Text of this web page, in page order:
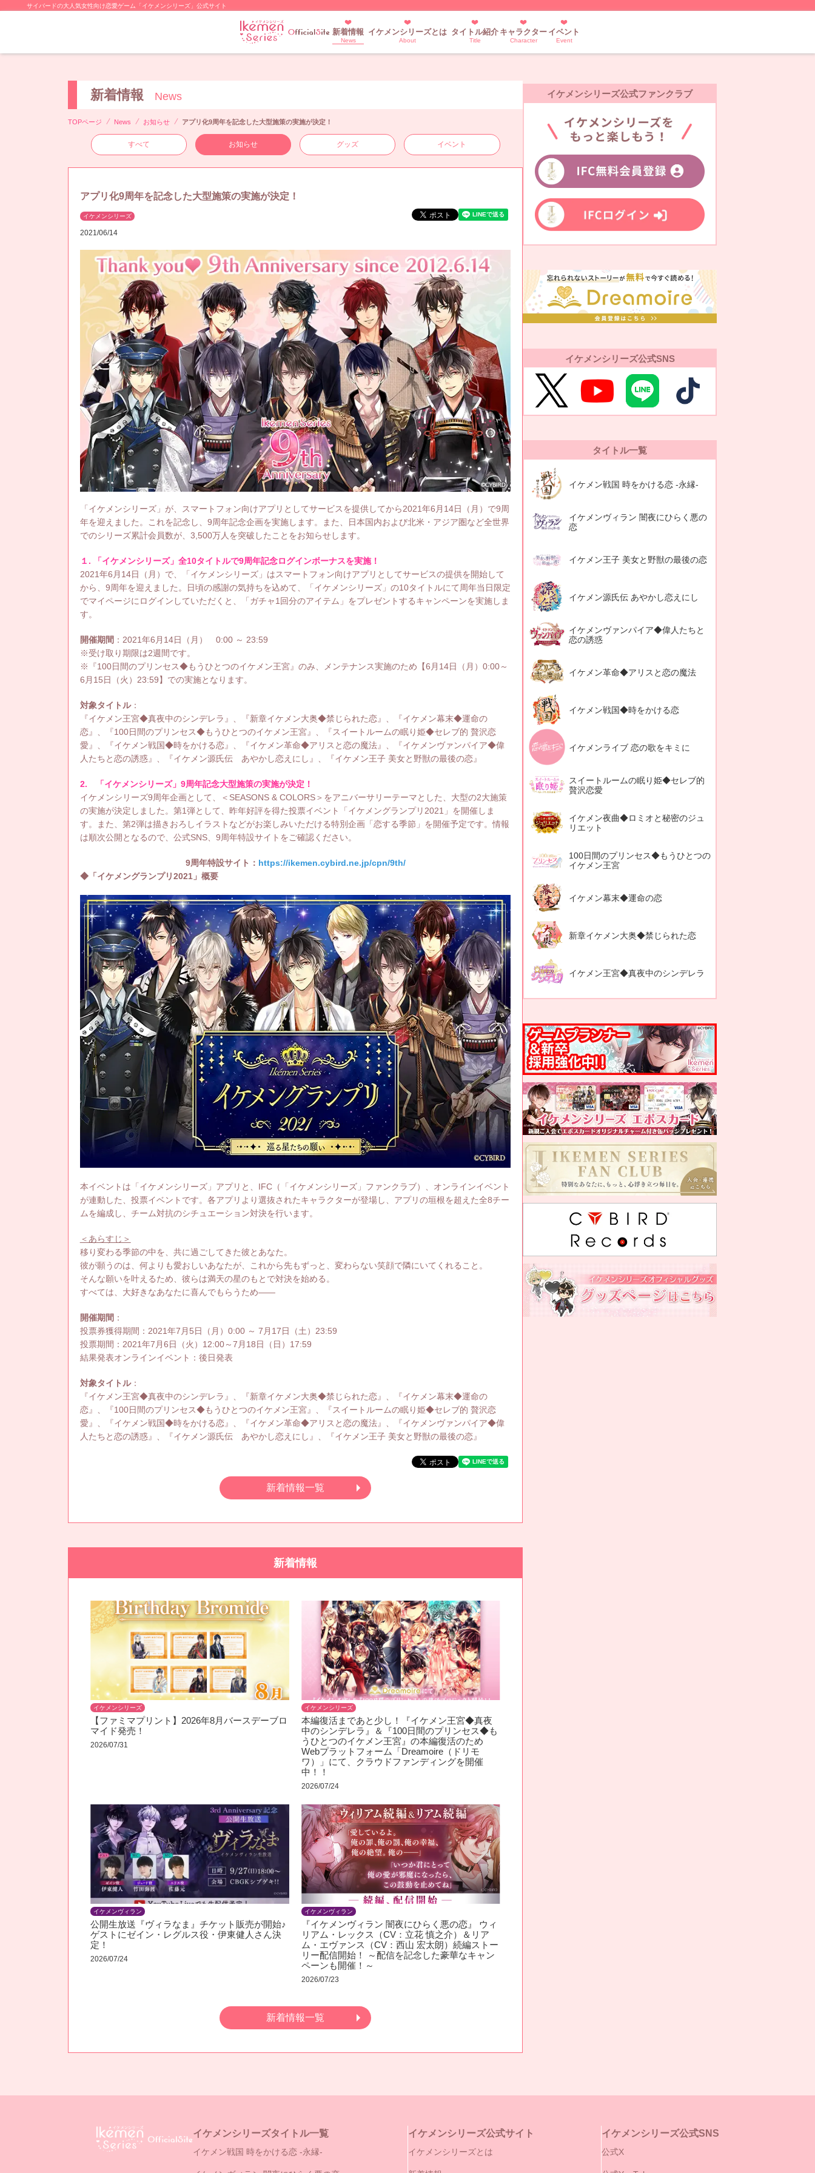
サイバードの大人気女性向け恋愛ゲーム「イケメンシリーズ」公式サイト
新着情報
News
イケメンシリーズとは
About
タイトル紹介
Title
キャラクター
Character
イベント
Event
新着情報 News
TOPページ News お知らせ アプリ化9周年を記念した大型施策の実施が決定！
すべて お知らせ グッズ イベント
アプリ化9周年を記念した大型施策の実施が決定！
イケメンシリーズ
2021/06/14
「イケメンシリーズ」が、スマートフォン向けアプリとしてサービスを提供してから2021年6月14日（月）で9周
年を迎えました。これを記念し、9周年記念企画を実施します。また、日本国内および北米・アジア圏など全世界
でのシリーズ累計会員数が、3,500万人を突破したことをお知らせします。
１. 「イケメンシリーズ」全10タイトルで9周年記念ログインボーナスを実施！
2021年6月14日（月）で、「イケメンシリーズ」はスマートフォン向けアプリとしてサービスの提供を開始して
から、9周年を迎えました。日頃の感謝の気持ちを込めて、「イケメンシリーズ」の10タイトルにて周年当日限定
でマイページにログインしていただくと、「ガチャ1回分のアイテム」をプレゼントするキャンペーンを実施しま
す。
開催期間 ：2021年6月14日（月） 0:00 ～ 23:59
※受け取り期限は2週間です。
※『100日間のプリンセス◆もうひとつのイケメン王宮』のみ、メンテナンス実施のため【6月14日（月）0:00～
6月15日（火）23:59】での実施となります。
対象タイトル：
『イケメン王宮◆真夜中のシンデレラ』、『新章イケメン大奥◆禁じられた恋』、『イケメン幕末◆運命の
恋』、『100日間のプリンセス◆もうひとつのイケメン王宮』、『スイートルームの眠り姫◆セレブ的 贅沢恋
愛』、『イケメン戦国◆時をかける恋』、『イケメン革命◆アリスと恋の魔法』、『イケメンヴァンパイア◆偉
人たちと恋の誘惑』、『イケメン源氏伝 あやかし恋えにし』、『イケメン王子 美女と野獣の最後の恋』
2. 「イケメンシリーズ」9周年記念大型施策の実施が決定！
イケメンシリーズ9周年企画として、＜SEASONS & COLORS＞をアニバーサリーテーマとした、大型の2大施策
の実施が決定しました。第1弾として、昨年好評を得た投票イベント「イケメングランプリ2021」を開催しま
す。また、第2弾は描きおろしイラストなどがお楽しみいただける特別企画「恋する季節」を開催予定です。情報
は順次公開となるので、公式SNS、9周年特設サイトをご確認ください。
9周年特設サイト： https://ikemen.cybird.ne.jp/cpn/9th/
◆「イケメングランプリ2021」概要
本イベントは「イケメンシリーズ」アプリと、IFC（「イケメンシリーズ」ファンクラブ）、オンラインイベント
が連動した、投票イベントです。各アプリより選抜されたキャラクターが登場し、アプリの垣根を超えた全8チー
ムを編成し、チーム対抗のシチュエーション対決を行います。
＜あらすじ＞
移り変わる季節の中を、共に過ごしてきた彼とあなた。
彼が願うのは、何よりも愛おしいあなたが、これから先もずっと、変わらない笑顔で隣にいてくれること。
そんな願いを叶えるため、彼らは満天の星のもとで対決を始める。
すべては、大好きなあなたに喜んでもらうため――
開催期間 ：
投票券獲得期間：2021年7月5日（月）0:00 ～ 7月17日（土）23:59
投票期間：2021年7月6日（火）12:00～7月18日（日）17:59
結果発表オンラインイベント：後日発表
対象タイトル：
『イケメン王宮◆真夜中のシンデレラ』、『新章イケメン大奥◆禁じられた恋』、『イケメン幕末◆運命の
恋』、『100日間のプリンセス◆もうひとつのイケメン王宮』、『スイートルームの眠り姫◆セレブ的 贅沢恋
愛』、『イケメン戦国◆時をかける恋』、『イケメン革命◆アリスと恋の魔法』、『イケメンヴァンパイア◆偉
人たちと恋の誘惑』、『イケメン源氏伝 あやかし恋えにし』、『イケメン王子 美女と野獣の最後の恋』
新着情報一覧
新着情報
イケメンシリーズ
【ファミマプリント】2026年8月バースデーブロ
マイド発売！
2026/07/31
イケメンシリーズ
本編復活まであと少し！『イケメン王宮◆真夜
中のシンデレラ』＆『100日間のプリンセス◆も
うひとつのイケメン王宮』の本編復活のため
Webプラットフォーム「Dreamoire（ドリモ
ワ）」にて、クラウドファンディングを開催
中！！
2026/07/24
イケメンヴィラン
公開生放送『ヴィラなま』チケット販売が開始♪
ゲストにゼイン・レグルス役・伊東健人さん決
定！
2026/07/24
イケメンヴィラン
『イケメンヴィラン 闇夜にひらく悪の恋』 ウィ
リアム・レックス（CV：立花 慎之介）＆リア
ム・エヴァンス（CV：西山 宏太朗）続編ストー
リー配信開始！ ～配信を記念した豪華なキャン
ペーンも開催！～
2026/07/23
新着情報一覧
イケメンシリーズ公式ファンクラブ
イケメンシリーズ公式SNS
タイトル一覧
イケメン戦国 時をかける恋 -永縁-
イケメンヴィラン 闇夜にひらく悪の
恋
イケメン王子 美女と野獣の最後の恋
イケメン源氏伝 あやかし恋えにし
イケメンヴァンパイア◆偉人たちと
恋の誘惑
イケメン革命◆アリスと恋の魔法
イケメン戦国◆時をかける恋
イケメンライブ 恋の歌をキミに
スイートルームの眠り姫◆セレブ的
贅沢恋愛
イケメン夜曲◆ロミオと秘密のジュ
リエット
100日間のプリンセス◆もうひとつの
イケメン王宮
イケメン幕末◆運命の恋
新章イケメン大奥◆禁じられた恋
イケメン王宮◆真夜中のシンデレラ
イケメンシリーズタイトル一覧
イケメン戦国 時をかける恋 -永縁-
イケメンシリーズ公式サイト
イケメンシリーズとは
イケメンシリーズ公式SNS
公式X